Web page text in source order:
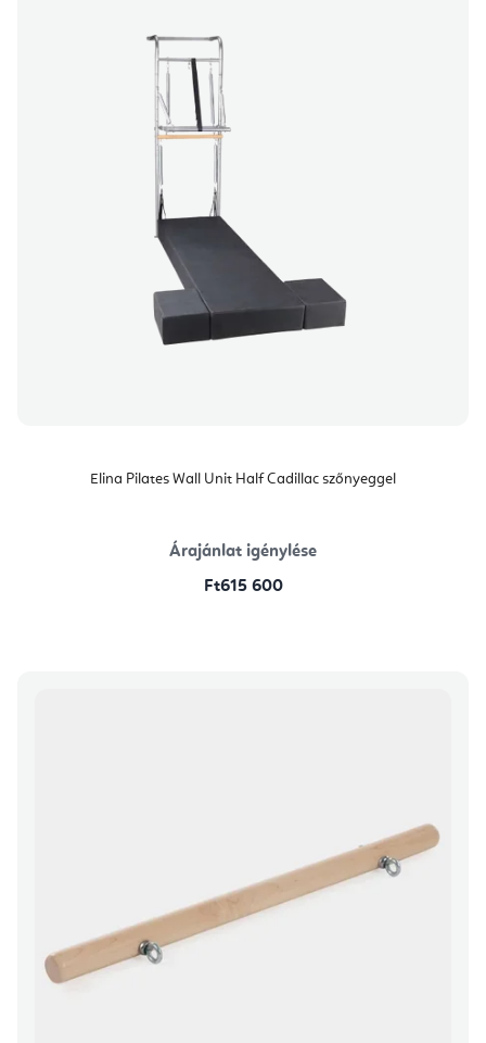
Elina Pilates Wall Unit Half Cadillac szőnyeggel
Árajánlat igénylése
Ft615 600